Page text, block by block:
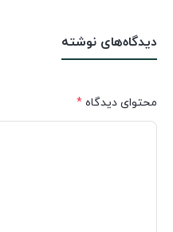
دیدگاه‌های نوشته
محتوای دیدگاه *